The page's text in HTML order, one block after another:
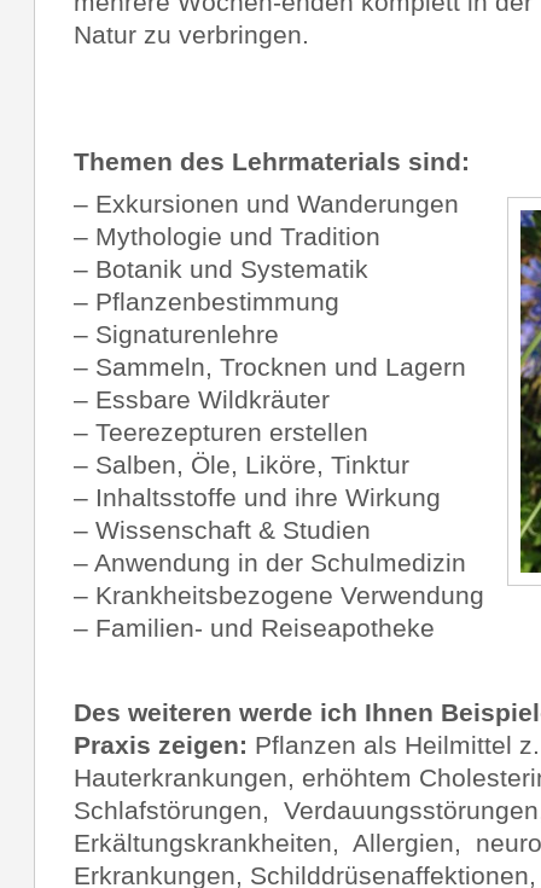
Natur zu verbringen.
Themen des Lehrmaterials sind:
– Exkursionen und Wanderungen
– Mythologie und Tradition
– Botanik und Systematik
– Pflanzenbestimmung
– Signaturenlehre
– Sammeln, Trocknen und Lagern
– Essbare Wildkräuter
– Teerezepturen erstellen
– Salben, Öle, Liköre, Tinktur
– Inhaltsstoffe und ihre Wirkung
– Wissenschaft & Studien
– Anwendung in der Schulmedizin
– Krankheitsbezogene Verwendung
– Familien- und Reiseapotheke
Des weiteren werde ich Ihnen
Praxis zeigen: Pflanzen als Heilmittel
Hauterkrankungen, erhöhtem
Schlafstörungen,
Erkältungskrankheiten, Allergien,
Erkrankungen,